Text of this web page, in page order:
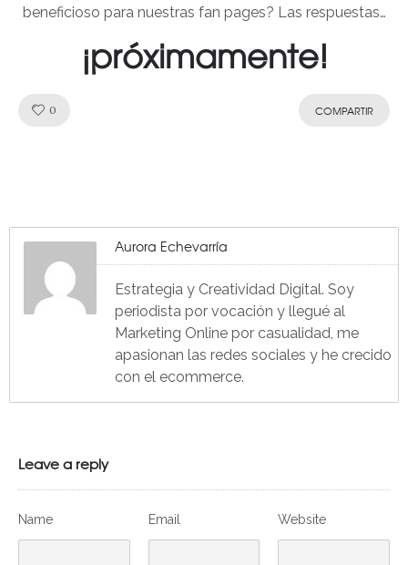
beneficioso para nuestras fan pages? Las respuestas…
¡próximamente!
0 COMPARTIR
Aurora Echevarría
Estrategia y Creatividad Digital. Soy
periodista por vocación y llegué al
Marketing Online por casualidad, me
apasionan las redes sociales y he crecido
con el ecommerce.
Leave a reply
Name Email Website